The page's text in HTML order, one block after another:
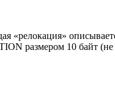
«релокация»
размером 10 байт (не